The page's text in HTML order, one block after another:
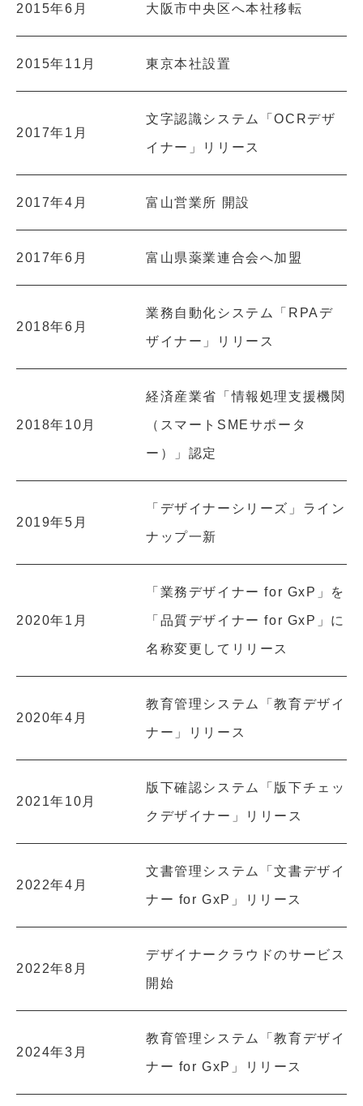
2015年6月 大阪市中央区へ本社移転
2015年11月 東京本社設置
2017年1月
文字認識システム「OCRデザ
イナー」リリース
2017年4月 富山営業所 開設
2017年6月 富山県薬業連合会へ加盟
2018年6月
業務自動化システム「RPAデ
ザイナー」リリース
2018年10月
経済産業省「情報処理支援機関
（スマートSMEサポータ
ー）」認定
2019年5月
「デザイナーシリーズ」ライン
ナップ一新
2020年1月
「業務デザイナー for GxP」を
「品質デザイナー for GxP」に
名称変更してリリース
2020年4月
教育管理システム「教育デザイ
ナー」リリース
2021年10月
版下確認システム「版下チェッ
クデザイナー」リリース
2022年4月
文書管理システム「文書デザイ
ナー for GxP」リリース
2022年8月
デザイナークラウドのサービス
開始
2024年3月
教育管理システム「教育デザイ
ナー for GxP」リリース